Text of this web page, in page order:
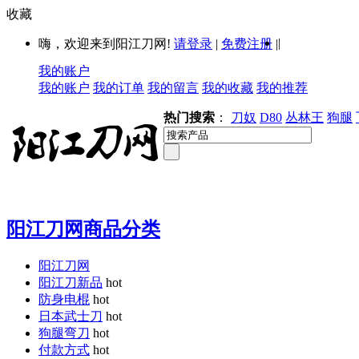
收藏
嗨，欢迎来到阳江刀网! 请登录 | 免费注册 ||
我的账户
我的账户 我的订单 我的留言 我的收藏 我的推荐
热门搜索 ： 刀奴 D80 丛林王 狗腿
阳江刀网商品分类
阳江刀网
阳江刀新品 hot
防身电棍 hot
日本武士刀 hot
狗腿弯刀 hot
付款方式 hot